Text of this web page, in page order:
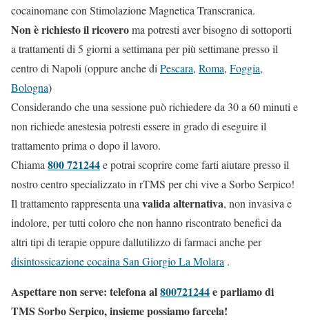
cocainomane con Stimolazione Magnetica Transcranica.
Non è richiesto il ricoveroma potresti aver bisogno di sottoporti
a trattamenti di 5 giorni a settimana per più settimane presso il
centro di Napoli (oppure anche di Pescara, Roma, Foggia,
Bologna)
Considerando che una sessione può richiedere da 30 a 60 minuti e
non richiede anestesia potresti essere in grado di eseguire il
trattamento prima o dopo il lavoro.
Chiama 800 721244e potrai scoprire come farti aiutare presso il
nostro centro specializzato in rTMS per chi vive a Sorbo Serpico!
Il trattamento rappresenta una valida alternativa, non invasiva e
indolore, per tutti coloro che non hanno riscontrato benefici da
altri tipi di terapie oppure dallutilizzo di farmaci anche per
disintossicazione cocaina San Giorgio La Molara .
Aspettare non serve: telefona al800721244e parliamo di
TMS Sorbo Serpico, insieme possiamo farcela!